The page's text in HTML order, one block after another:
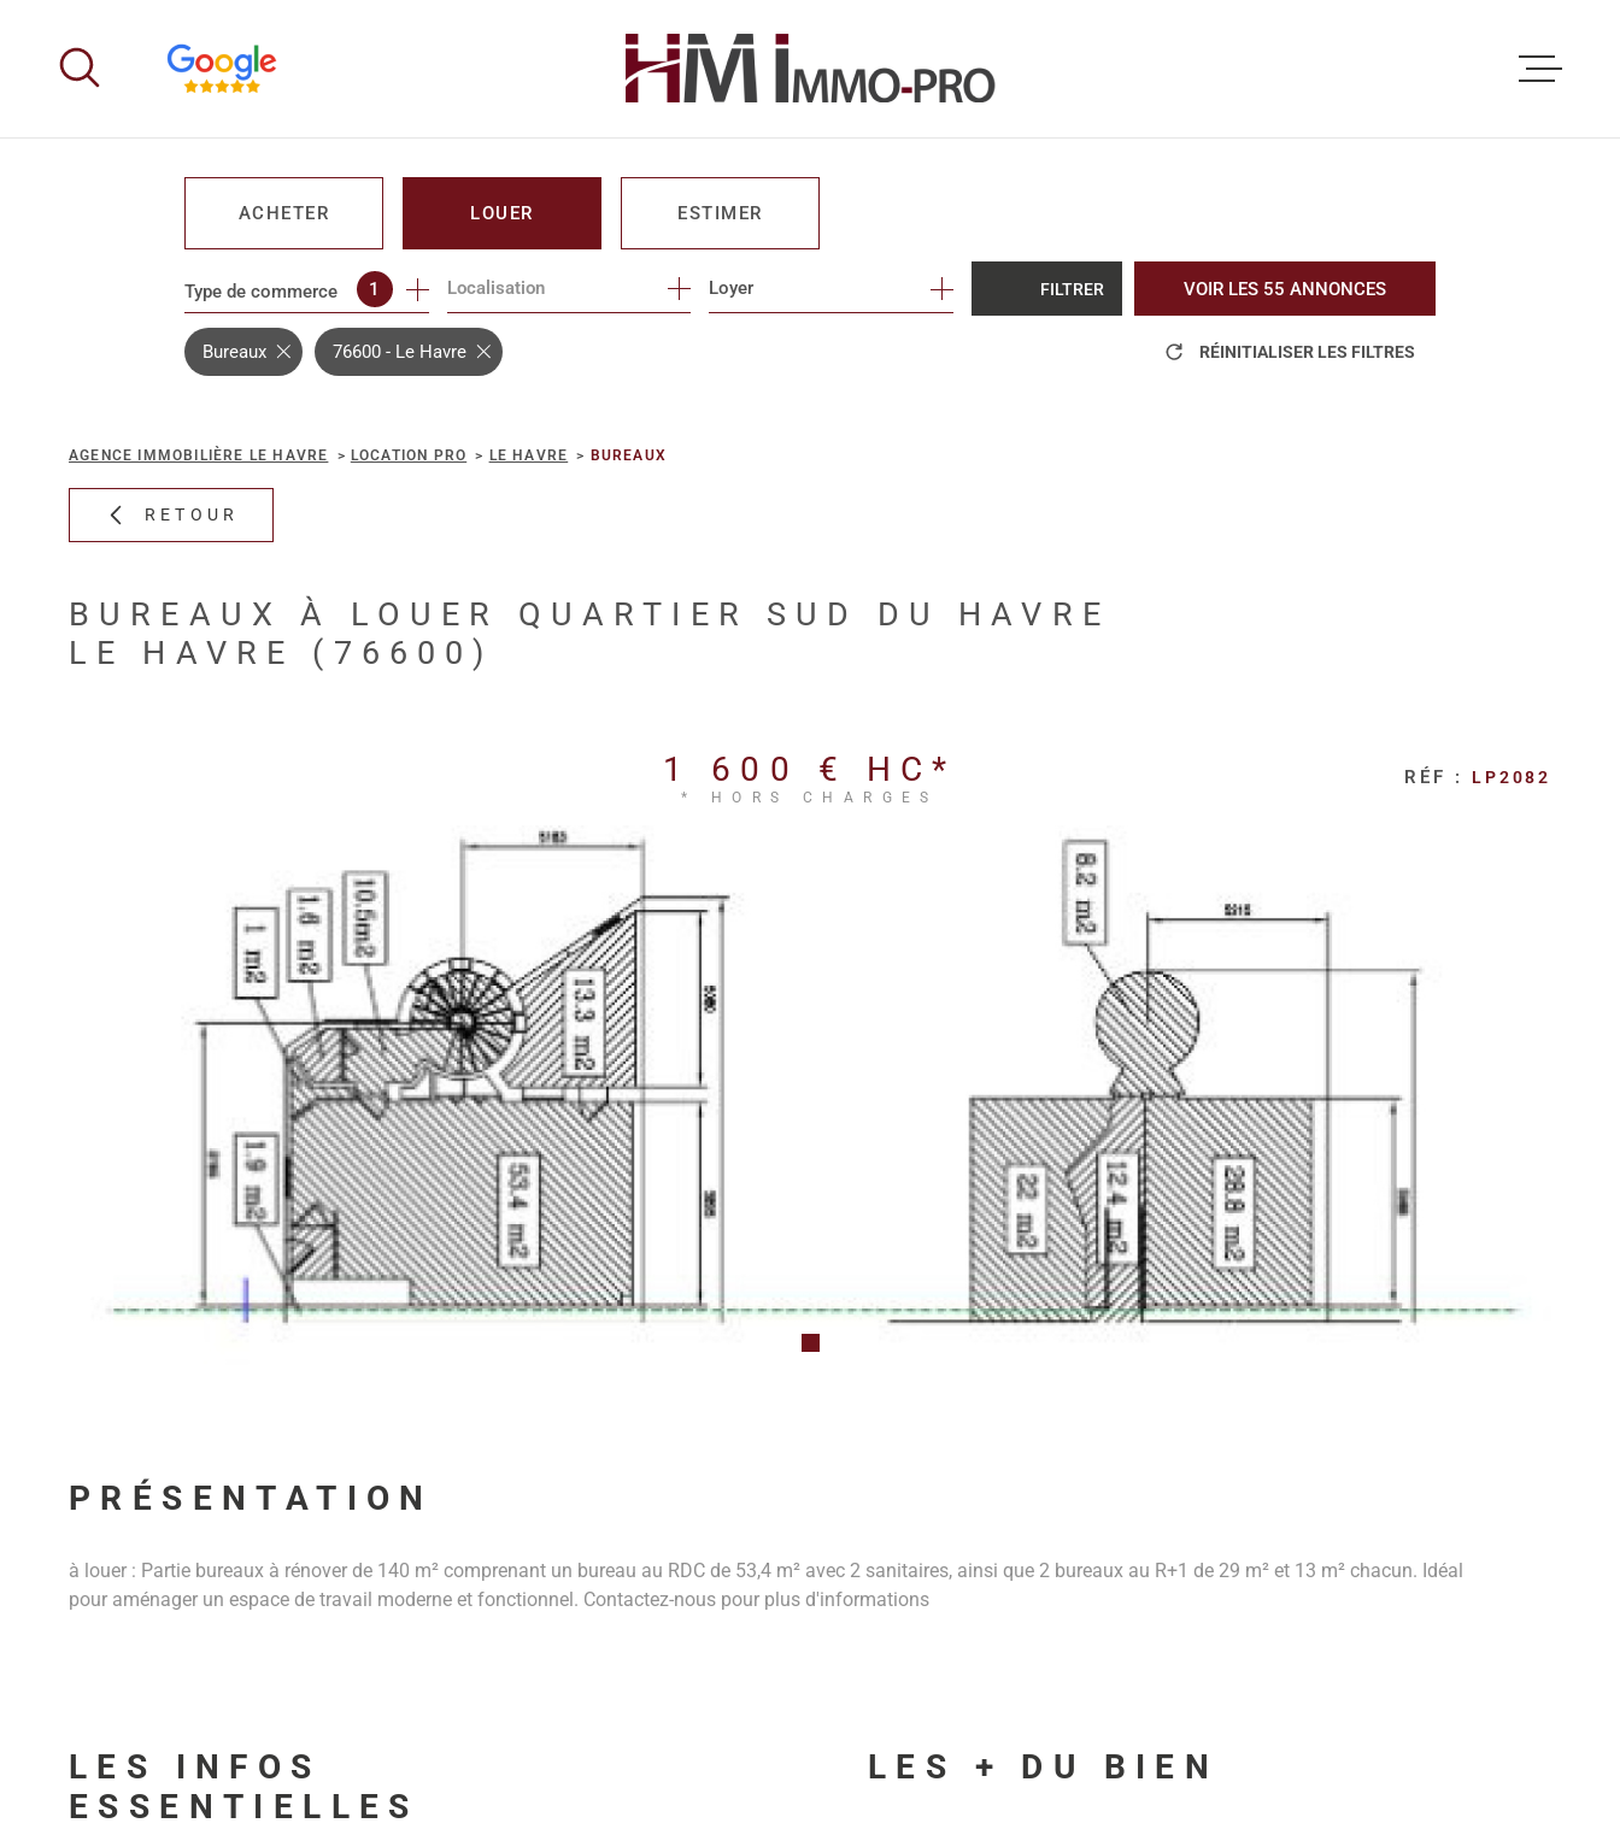
contenu
ACHETER
DE L'IMMO PRO
LOUER
DE L'IMMO PRO
ESTIMER
Type de commerce 1 Localisation Loyer FILTRER VOIR LES 55 ANNONCES
Bureaux 76600 - Le Havre RÉINITIALISER LES FILTRES
AGENCE IMMOBILIÈRE LE HAVRE LOCATION PRO LE HAVRE BUREAUX
RETOUR
BUREAUX À LOUER QUARTIER SUD DU HAVRE
LE HAVRE (76600)
1 600 € HC*
* HORS CHARGES
RÉF : LP2082
PRÉSENTATION
à louer : Partie bureaux à rénover de 140 m² comprenant un bureau au RDC de 53,4 m² avec 2 sanitaires, ainsi que 2 bureaux au R+1 de 29 m² et 13 m² chacun. Idéal
pour aménager un espace de travail moderne et fonctionnel. Contactez-nous pour plus d'informations
LES INFOS
ESSENTIELLES
LES + DU BIEN